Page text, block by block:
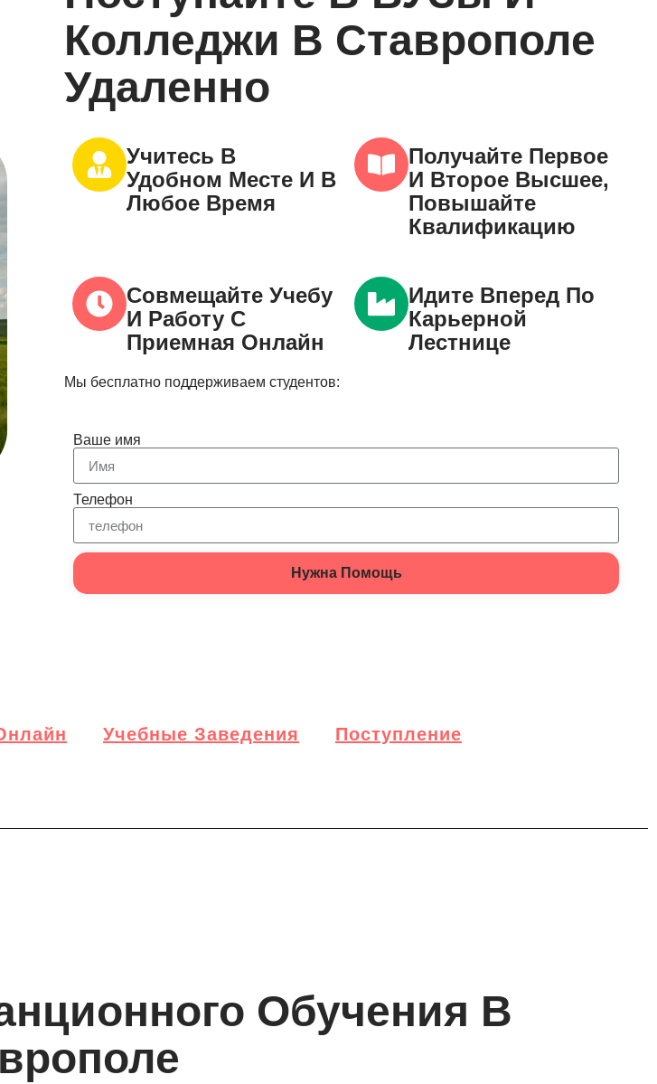
Колледжи В Ставрополе
Удаленно
Учитесь В
Удобном Месте И В
Любое Время
Получайте Первое
И Второе Высшее,
Повышайте
Квалификацию
Совмещайте Учебу
И Работу С
Приемная Онлайн
Идите Вперед По
Карьерной
Лестнице
Мы бесплатно поддерживаем студентов:
Ваше имя
Телефон
Нужна Помощь
Учебные Заведения Поступление
Обучения В